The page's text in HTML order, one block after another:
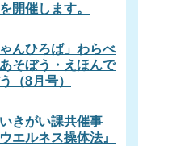
開催します。
ゃんひろば」わらべ
そぼう・えほんで
（8月号）
いきがい課共催事
エルネス操体法』